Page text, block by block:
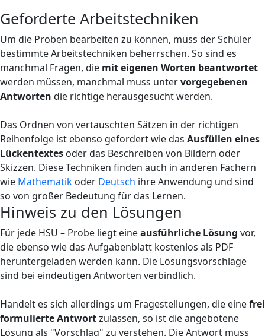
Geforderte Arbeitstechniken
Um die Proben bearbeiten zu können, muss der Schüler
bestimmte Arbeitstechniken beherrschen. So sind es
manchmal Fragen, die mit eigenen Worten beantwortet
werden müssen, manchmal muss untervorgegebenen
Antworten die richtige herausgesucht werden.
Das Ordnen von vertauschten Sätzen in der richtigen
Reihenfolge ist ebenso gefordert wie das Ausfüllen eines
Lückentextes oder das Beschreiben von Bildern oder
Skizzen. Diese Techniken finden auch in anderen Fächern
wie Mathematik oder Deutsch ihre Anwendung und sind
so von großer Bedeutung für das Lernen.
Hinweis zu den Lösungen
Für jede HSU – Probe liegt eineausführliche Lösung vor,
die ebenso wie das Aufgabenblatt kostenlos als PDF
heruntergeladen werden kann. Die Lösungsvorschläge
sind bei eindeutigen Antworten verbindlich.
Handelt es sich allerdings um Fragestellungen, die einefrei
formulierte Antwortzulassen, so ist die angebotene
Lösung als "Vorschlag" zu verstehen. Die Antwort muss